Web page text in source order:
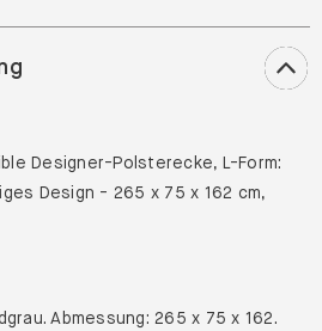
Designer-Polsterecke, L-Form:
Design - 265 x 75 x 162 cm,
Abmessung: 265 x 75 x 162.